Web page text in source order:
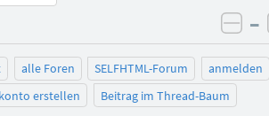
–
alle Foren SELFHTML-Forum
anmelden
erstellen
Beitrag im Thread-Baum